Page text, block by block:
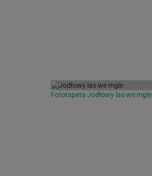
Fototapeta Jodłowy las we mgle